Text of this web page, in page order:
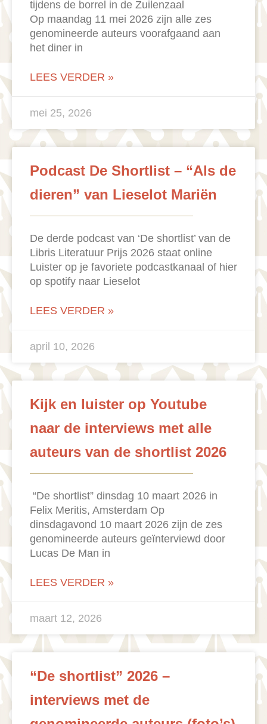
tijdens de borrel in de Zuilenzaal
Op maandag 11 mei 2026 zijn alle zes
genomineerde auteurs voorafgaand aan
het diner in
LEES VERDER »
mei 25, 2026
Podcast De Shortlist – “Als de
dieren” van Lieselot Mariën
De derde podcast van ‘De shortlist’ van de
Libris Literatuur Prijs 2026 staat online
Luister op je favoriete podcastkanaal of hier
op spotify naar Lieselot
LEES VERDER »
april 10, 2026
Kijk en luister op Youtube
naar de interviews met alle
auteurs van de shortlist 2026
“De shortlist” dinsdag 10 maart 2026 in
Felix Meritis, Amsterdam Op
dinsdagavond 10 maart 2026 zijn de zes
genomineerde auteurs geïnterviewd door
Lucas De Man in
LEES VERDER »
maart 12, 2026
“De shortlist” 2026 –
interviews met de